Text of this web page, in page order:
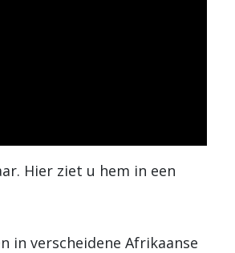
Hier ziet u hem in een
in verscheidene Afrikaanse